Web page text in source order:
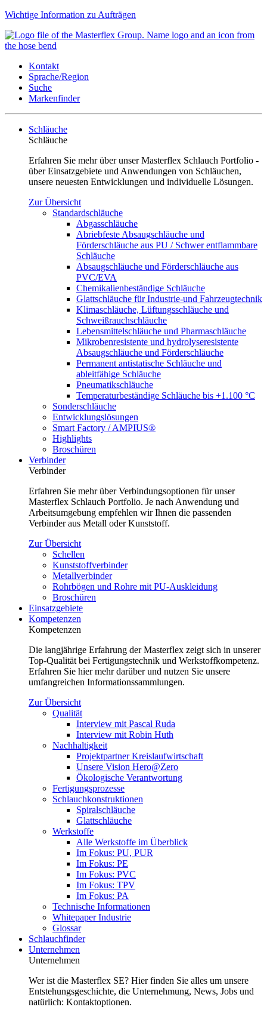
Wichtige Information zu Aufträgen
Kontakt
Sprache/Region
Suche
Markenfinder
Schläuche
Schläuche
Erfahren Sie mehr über unser Masterflex Schlauch Portfolio -
über Einsatzgebiete und Anwendungen von Schläuchen,
unsere neuesten Entwicklungen und individuelle Lösungen.
Zur Übersicht
Standardschläuche
Abgasschläuche
Abriebfeste Absaugschläuche und
Förderschläuche aus PU / Schwer entflammbare
Schläuche
Absaugschläuche und Förderschläuche aus
PVC/EVA
Chemikalienbeständige Schläuche
Glattschläuche für Industrie-und Fahrzeugtechnik
Klimaschläuche, Lüftungsschläuche und
Schweißrauchschläuche
Lebensmittelschläuche und Pharmaschläuche
Mikrobenresistente und hydrolyseresistente
Absaugschläuche und Förderschläuche
Permanent antistatische Schläuche und
ableitfähige Schläuche
Pneumatikschläuche
Temperaturbeständige Schläuche bis +1.100 °C
Sonderschläuche
Entwicklungslösungen
Smart Factory / AMPIUS®
Highlights
Broschüren
Verbinder
Verbinder
Erfahren Sie mehr über Verbindungsoptionen für unser
Masterflex Schlauch Portfolio. Je nach Anwendung und
Arbeitsumgebung empfehlen wir Ihnen die passenden
Verbinder aus Metall oder Kunststoff.
Zur Übersicht
Schellen
Kunststoffverbinder
Metallverbinder
Rohrbögen und Rohre mit PU-Auskleidung
Broschüren
Einsatzgebiete
Kompetenzen
Kompetenzen
Die langjährige Erfahrung der Masterflex zeigt sich in unserer
Top-Qualität bei Fertigungstechnik und Werkstoffkompetenz.
Erfahren Sie hier mehr darüber und nutzen Sie unsere
umfangreichen Informationssammlungen.
Zur Übersicht
Qualität
Interview mit Pascal Ruda
Interview mit Robin Huth
Nachhaltigkeit
Projektpartner Kreislaufwirtschaft
Unsere Vision Hero@Zero
Ökologische Verantwortung
Fertigungsprozesse
Schlauchkonstruktionen
Spiralschläuche
Glattschläuche
Werkstoffe
Alle Werkstoffe im Überblick
Im Fokus: PU, PUR
Im Fokus: PE
Im Fokus: PVC
Im Fokus: TPV
Im Fokus: PA
Technische Informationen
Whitepaper Industrie
Glossar
Schlauchfinder
Unternehmen
Unternehmen
Wer ist die Masterflex SE? Hier finden Sie alles um unsere
Entstehungsgeschichte, die Unternehmung, News, Jobs und
natürlich: Kontaktoptionen.